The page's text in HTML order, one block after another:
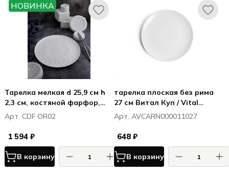
НОВИНКА
Тарелка мелкая d 25,9 см h
2,3 см, костяной фарфор,
Оригами / Origami
Арт. CDF OR02
1 594 ₽
В корзину
тарелка плоская без рима
27 см Витал Куп / Vital
Coupe
Арт. AVCARN000011027
648 ₽
В корзину